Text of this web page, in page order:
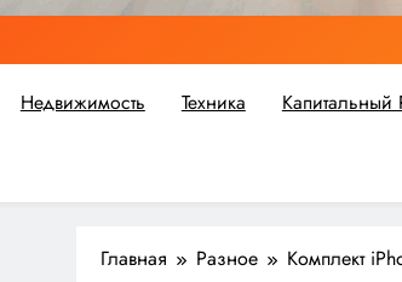
ремонт или крупное
Недвижимость Техника Капитальный
Главная Разное Комплект